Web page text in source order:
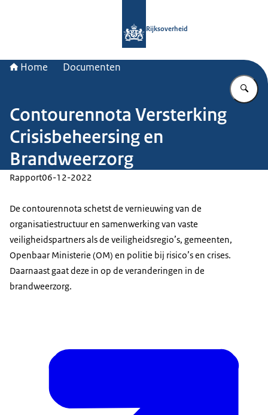
Rijksoverheid
Home Documenten
Contourennota Versterking
Crisisbeheersing en
Brandweerzorg
Rapport06-12-2022
De contourennota schetst de vernieuwing van de
organisatiestructuur en samenwerking van vaste
veiligheidspartners als de veiligheidsregio’s, gemeenten,
Openbaar Ministerie (OM) en politie bij risico’s en crises.
Daarnaast gaat deze in op de veranderingen in de
brandweerzorg.